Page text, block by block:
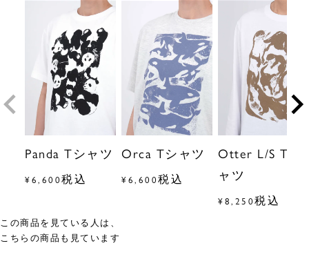
Panda Tシャツ
¥6,600税込
Orca Tシャツ
¥6,600税込
Otter L/S Tシ
ャツ
¥8,250税込
この商品を見ている人は、
こちらの商品も見ています